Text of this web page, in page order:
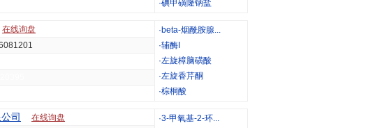
·碘甲磺隆钠盐
在线询盘 ·beta-烟酰胺腺...
·辅酶I
·左旋樟脑磺酸
·左旋香芹酮
·棕桐酸
司 在线询盘 ·3-甲氧基-2-环...